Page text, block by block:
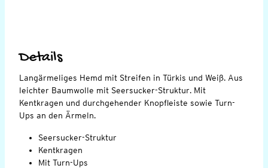
Details
Langärmeliges Hemd mit Streifen in Türkis und Weiß. Aus
leichter Baumwolle mit Seersucker-Struktur. Mit
Kentkragen und durchgehender Knopfleiste sowie Turn-
Ups an den Ärmeln.
Seersucker-Struktur
Kentkragen
Mit Turn-Ups